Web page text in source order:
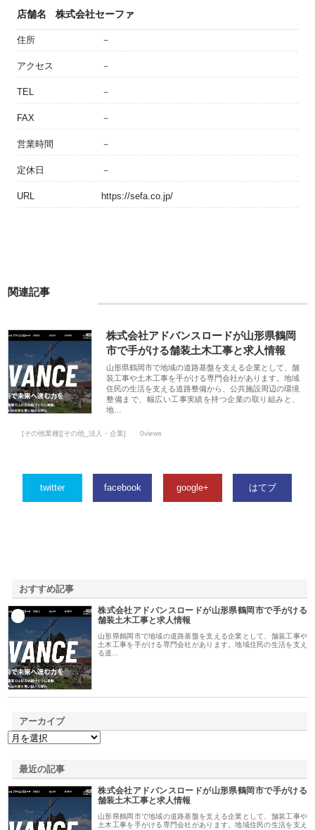
店舗名 株式会社セーファ
住所 －
アクセス －
TEL －
FAX －
営業時間 －
定休日 －
URL https://sefa.co.jp/
関連記事
株式会社アドバンスロードが山形県鶴岡
市で手がける舗装土木工事と求人情報
山形県鶴岡市で地域の道路基盤を支える企業として、舗
装工事や土木工事を手がける専門会社があります。地域
住民の生活を支える道路整備から、公共施設周辺の環境
整備まで、幅広い工事実績を持つ企業の取り組みと、
地…
[その他業種][その他_法人・企業] 0views
twitter facebook google+ はてブ
おすすめ記事
株式会社アドバンスロードが山形県鶴岡市で手がける
舗装土木工事と求人情報
山形県鶴岡市で地域の道路基盤を支える企業として、舗装工事や
土木工事を手がける専門会社があります。地域住民の生活を支え
る道…
アーカイブ
最近の記事
株式会社アドバンスロードが山形県鶴岡市で手がける
舗装土木工事と求人情報
山形県鶴岡市で地域の道路基盤を支える企業として、舗装工事や
土木工事を手がける専門会社があります。地域住民の生活を支え